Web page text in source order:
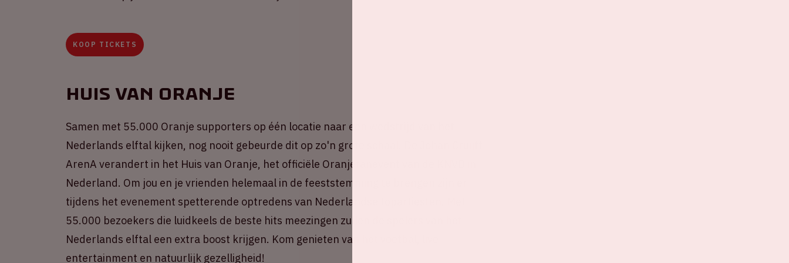
KOOP TICKETS
Huis van Oranje
Samen met 55.000 Oranje supporters op één locatie naar een wedstrijd van het
Nederlands elftal kijken, nog nooit gebeurde dit op zo'n grote schaal. De Johan Cruijff
ArenA verandert in het Huis van Oranje, het officiële Oranjefanevent van de KNVB in
Nederland. Om jou en je vrienden helemaal in de feeststemming te brengen zijn er
tijdens het evenement spetterende optredens van Nederlandse topartiesten. Met
55.000 bezoekers die luidkeels de beste hits meezingen zullen de spelers van het
Nederlands elftal een extra boost krijgen. Kom genieten van het voetbal, live
entertainment en natuurlijk gezelligheid!